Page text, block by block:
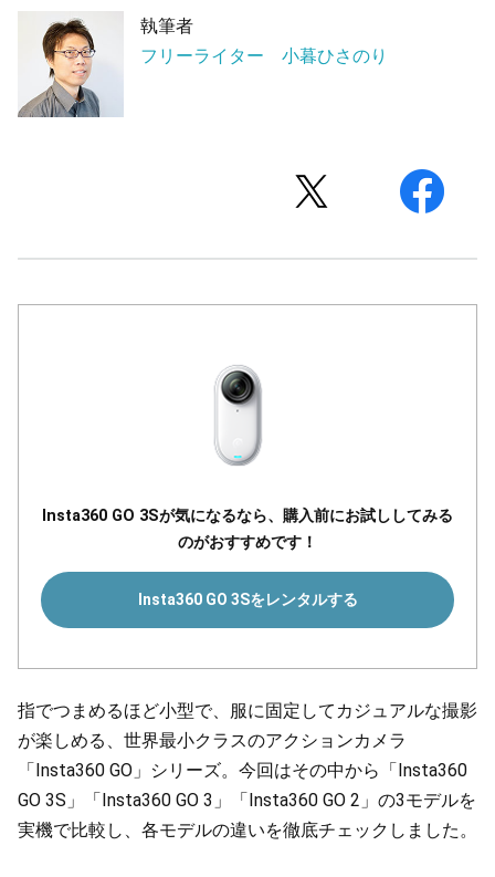
執筆者
フリーライター 小暮ひさのり
Insta360 GO 3Sが気になるなら、購入前にお試ししてみる
のがおすすめです！
Insta360 GO 3Sをレンタルする
指でつまめるほど小型で、服に固定してカジュアルな撮影
が楽しめる、世界最小クラスのアクションカメラ
「Insta360 GO」シリーズ。今回はその中から「Insta360
GO 3S」「Insta360 GO 3」「Insta360 GO 2」の3モデルを
実機で比較し、各モデルの違いを徹底チェックしました。